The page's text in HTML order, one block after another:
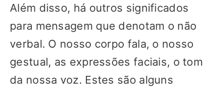
Além disso, há outros significados
para mensagem que denotam o não
verbal. O nosso corpo fala, o nosso
gestual, as expressões faciais, o tom
da nossa voz. Estes são alguns